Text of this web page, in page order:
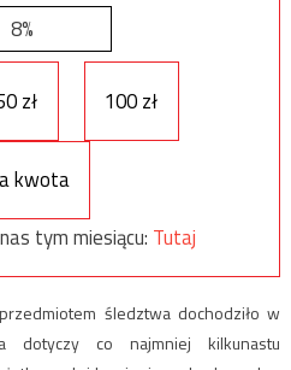
8%
zł 100 zł
kwota
tym miesiącu: Tutaj
śledztwa dochodziło w
dotyczy co najmniej kilkunastu